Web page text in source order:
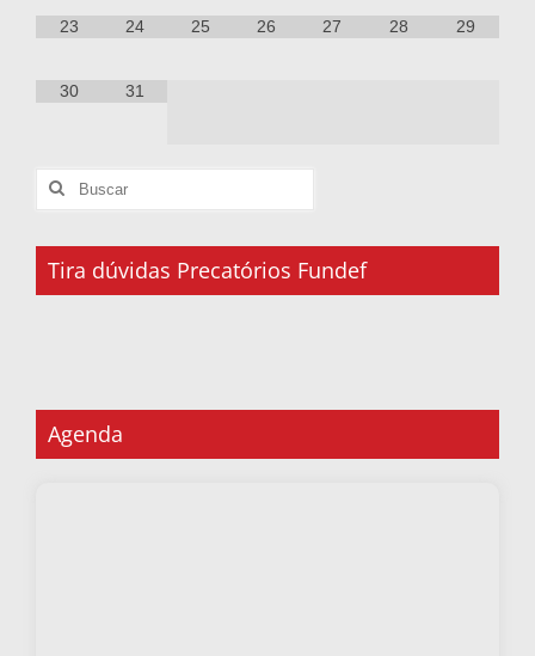
23 24 25 26 27 28 29
30 31
Tira dúvidas Precatórios Fundef
Agenda